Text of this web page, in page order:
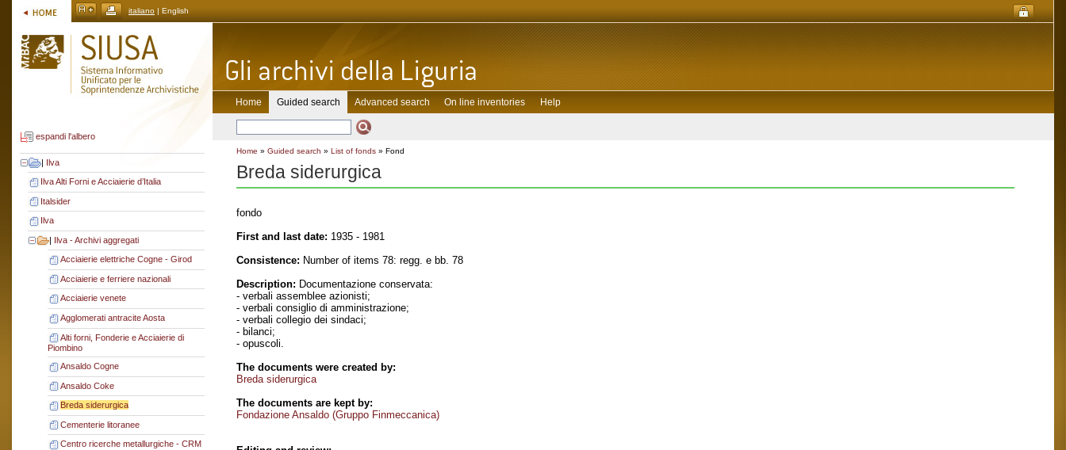
italiano | English
espandi l'albero
| Ilva
Ilva Alti Forni e Acciaierie d’Italia
Italsider
Ilva
| Ilva - Archivi aggregati
Acciaierie elettriche Cogne - Girod
Acciaierie e ferriere nazionali
Acciaierie venete
Agglomerati antracite Aosta
Alti forni, Fonderie e Acciaierie di
Piombino
Ansaldo Cogne
Ansaldo Coke
Breda siderurgica
Cementerie litoranee
Centro ricerche metallurgiche - CRM
Home Guided search Advanced search On line inventories Help
Home » Guided search » List of fonds » Fond
Breda siderurgica
fondo
First and last date: 1935 - 1981
Consistence: Number of items 78: regg. e bb. 78
Description: Documentazione conservata:
- verbali assemblee azionisti;
- verbali consiglio di amministrazione;
- verbali collegio dei sindaci;
- bilanci;
- opuscoli.
The documents were created by:
Breda siderurgica
The documents are kept by:
Fondazione Ansaldo (Gruppo Finmeccanica)